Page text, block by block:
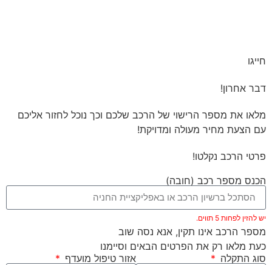
חייגו
דבר אחרון!
מלאו את מספר הרישוי של הרכב שלכם וכך נוכל לחזור אליכם
עם הצעת מחיר מעולה ומדויקת!
פרטי הרכב נקלטו!
הכנס מספר רכב (חובה)
יש להזין לפחות 5 תווים.
מספר הרכב אינו תקין, אנא נסה שוב
כעת מלאו רק את הפרטים הבאים וסיימנו
סוג התקלה
אזור טיפול מועדף